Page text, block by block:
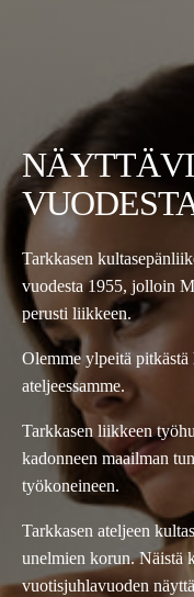
Tarkkasen
vuodesta 1955, jolloin
perusti liikkeen.
Olemme ylpeitä
ateljeessamme.
Tarkkasen liikkeen
kadonneen maailman
työkoneineen.
Tarkkasen ateljeen
unelmien korun. Näistä
vuotisjuhlavuoden